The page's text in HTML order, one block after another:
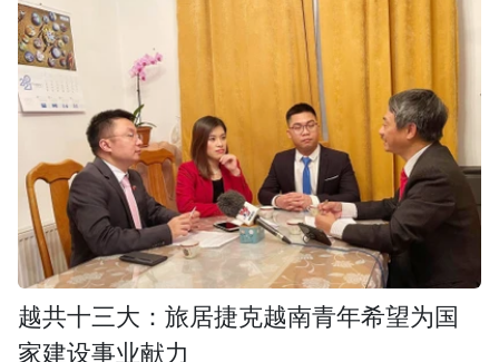
越共十三大：旅居捷克越南青年希望为国
家建设事业献力